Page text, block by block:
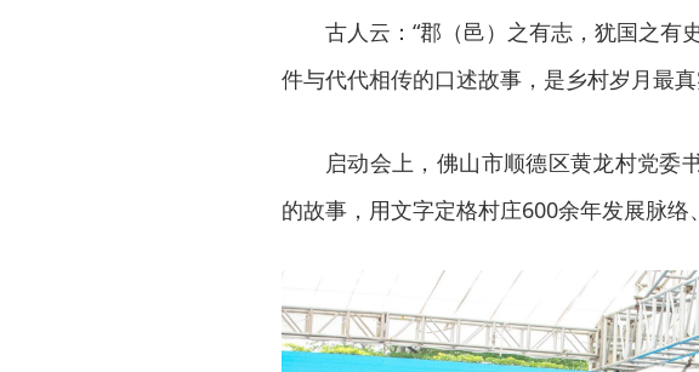
古人云：“郡（邑）之有志，犹国之有
件与代代相传的口述故事，是乡村岁月最真
启动会上，佛山市顺德区黄龙村党委
的故事，用文字定格村庄600余年发展脉络